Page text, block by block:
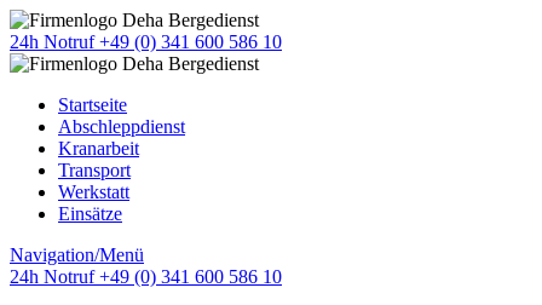
24h Notruf +49 (0) 341 600 586 10
Startseite
Abschleppdienst
Kranarbeit
Transport
Werkstatt
Einsätze
Navigation/Menü
24h Notruf +49 (0) 341 600 586 10